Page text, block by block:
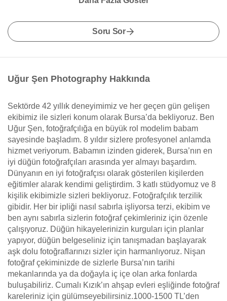
Soru Sor
Uğur Şen Photography Hakkında
Sektörde 42 yıllık deneyimimiz ve her geçen gün gelişen
ekibimiz ile sizleri konum olarak Bursa’da bekliyoruz. Ben
Uğur Şen, fotoğrafçılığa en büyük rol modelim babam
sayesinde başladım. 8 yıldır sizlere profesyonel anlamda
hizmet veriyorum. Babamın izinden giderek, Bursa’nın en
iyi düğün fotoğrafçıları arasında yer almayı başardım.
Dünyanın en iyi fotoğrafçısı olarak gösterilen kişilerden
eğitimler alarak kendimi geliştirdim. 3 katlı stüdyomuz ve 8
kişilik ekibimizle sizleri bekliyoruz. Fotoğrafçılık terzilik
gibidir. Her bir ipliği nasıl sabırla işliyorsa terzi, ekibim ve
ben aynı sabırla sizlerin fotoğraf çekimleriniz için özenle
çalışıyoruz. Düğün hikayelerinizin kurguları için planlar
yapıyor, düğün belgeseliniz için tanışmadan başlayarak
aşk dolu fotoğraflarınızı sizler için harmanlıyoruz. Nişan
fotoğraf çekiminizde de sizlerle Bursa’nın tarihi
mekanlarında ya da doğayla iç içe olan arka fonlarda
buluşabiliriz. Cumalı Kızık’ın ahşap evleri eşliğinde fotoğraf
kareleriniz için gülümseyebilirsiniz.1000-1500 TL’den